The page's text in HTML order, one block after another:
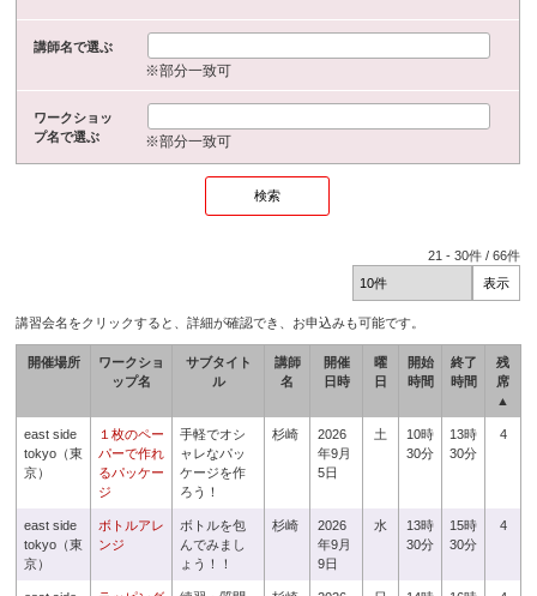
講師名で選ぶ
※部分一致可
ワークショッ
プ名で選ぶ
※部分一致可
21 -30件 /66件
講習会名をクリックすると、詳細が確認でき、お申込みも可能です。
開催場所
ワークショ
ップ名
サブタイト
ル
講師
名
開催
日時
曜
日
開始
時間
終了
時間
残
席
▲
east side
tokyo（東
京）
１枚のペー
パーで作れ
るパッケー
ジ
手軽でオシ
ャレなパッ
ケージを作
ろう！
杉崎
2026
年9月
5日
土
10時
30分
13時
30分
4
east side
tokyo（東
京）
ボトルアレ
ンジ
ボトルを包
んでみまし
ょう！！
杉崎
2026
年9月
9日
水
13時
30分
15時
30分
4